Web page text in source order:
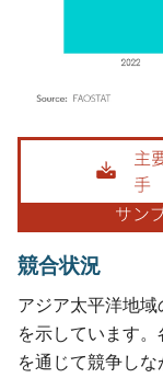
画像 © Mordor
競合状況
アジア太平洋地
を示しています
を通じて競争し